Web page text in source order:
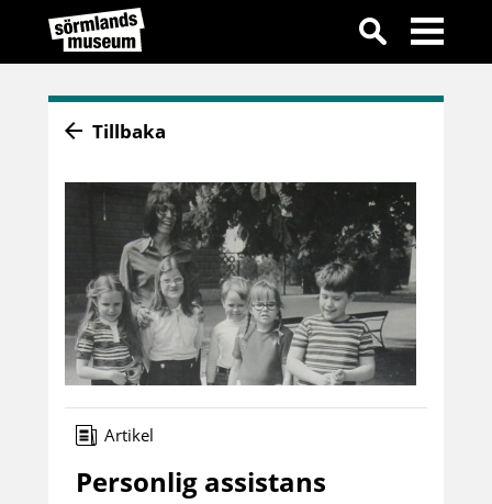
Tillbaka
Artikel
Personlig assistans